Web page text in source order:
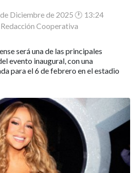
Diciembre de 2025 🕐 13:24
Redacción Cooperativa
será una de las principales
evento inaugural, con una
para el 6 de febrero en el estadio